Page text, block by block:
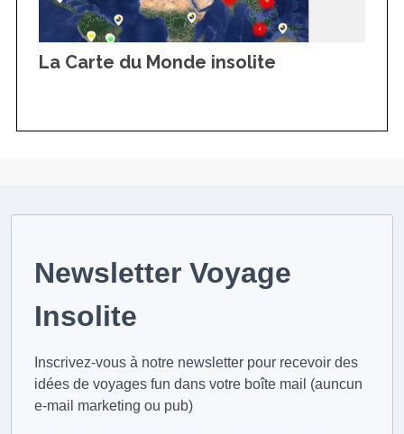
La Carte du Monde insolite
Newsletter Voyage
Insolite
Inscrivez-vous à notre newsletter pour recevoir des
idées de voyages fun dans votre boîte mail (auncun
e-mail marketing ou pub)